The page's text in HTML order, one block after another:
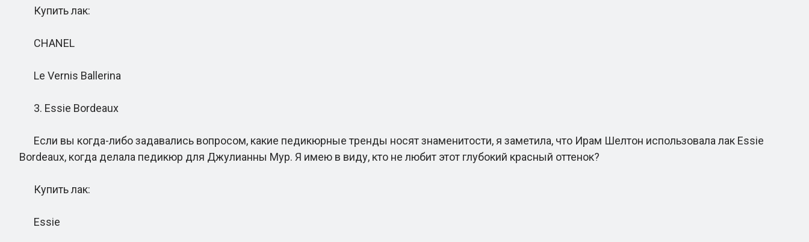
Купить лак:
CHANEL
Le Vernis Ballerina
3. Essie Bordeaux
Если вы когда-либо задавались вопросом, какие педикюрные тренды носят знаменитости, я заметила, что Ирам Шелтон использовала лак Essie
Bordeaux, когда делала педикюр для Джулианны Мур. Я имею в виду, кто не любит этот глубокий красный оттенок?
Купить лак:
Essie